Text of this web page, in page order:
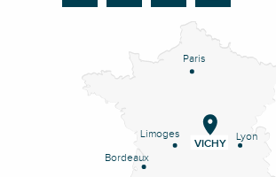
Paris
Lyon
Limoges
Bordeaux
VICHY